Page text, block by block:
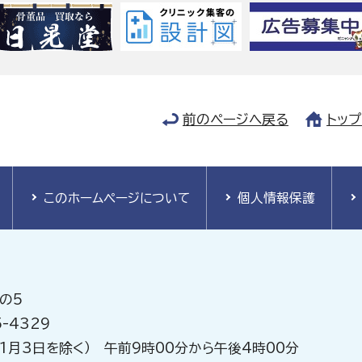
前のページへ戻る トッ
このホームページについて 個人情報保護
5
4329
1月3日を除く） 午前9時00分から午後4時00分